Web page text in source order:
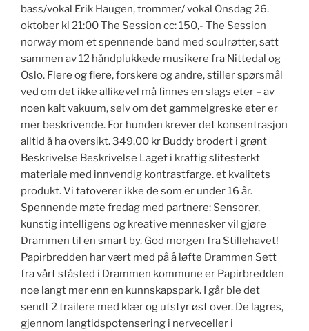
bass/vokal Erik Haugen, trommer/ vokal Onsdag 26.
oktober kl 21:00 The Session cc: 150,- The Session
norway mom et spennende band med soulrøtter, satt
sammen av 12 håndplukkede musikere fra Nittedal og
Oslo. Flere og flere, forskere og andre, stiller spørsmål
ved om det ikke allikevel må finnes en slags eter – av
noen kalt vakuum, selv om det gammelgreske eter er
mer beskrivende. For hunden krever det konsentrasjon
alltid å ha oversikt. 349.00 kr Buddy brodert i grønt
Beskrivelse Beskrivelse Laget i kraftig slitesterkt
materiale med innvendig kontrastfarge. et kvalitets
produkt. Vi tatoverer ikke de som er under 16 år.
Spennende møte fredag med partnere: Sensorer,
kunstig intelligens og kreative mennesker vil gjøre
Drammen til en smart by. God morgen fra Stillehavet!
Papirbredden har vært med på å løfte Drammen Sett
fra vårt ståsted i Drammen kommune er Papirbredden
noe langt mer enn en kunnskapspark. I går ble det
sendt 2 trailere med klær og utstyr øst over. De lagres,
gjennom langtidspotensering i nerveceller i